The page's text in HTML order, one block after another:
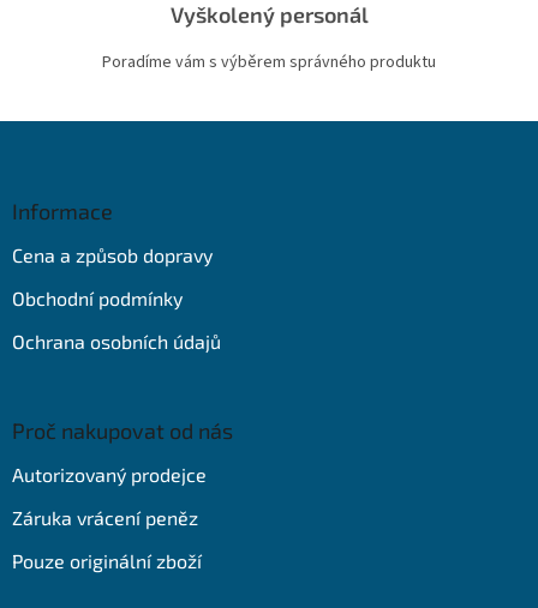
Vyškolený personál
Poradíme vám s výběrem správného produktu
Informace
Cena a způsob dopravy
Obchodní podmínky
Ochrana osobních údajů
Proč nakupovat od nás
Autorizovaný prodejce
Záruka vrácení peněz
Pouze originální zboží